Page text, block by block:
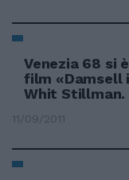
Venezia 68 si
film «Damsell
Whit Stillman.
11/09/2011